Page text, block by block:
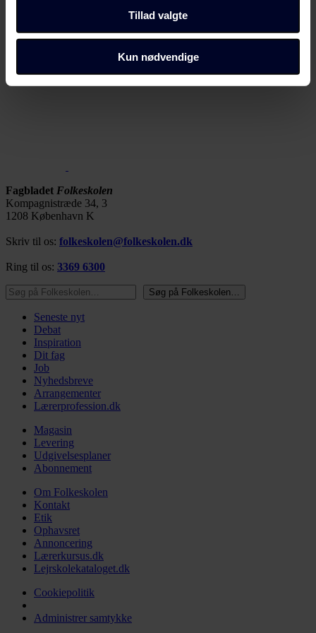
Dine valg anvendes på alle Fagbladet Folkeskolens
domæner. Få mere at vide om, hvem vi er, hvordan du
kan kontakte os, og hvordan vi behandler persondata i
Tillad valgte
Kun nødvendige
Fagbladet Folkeskolen
Kompagnistræde 34, 3
1208 København K
Skriv til os: folkeskolen@folkeskolen.dk
Ring til os: 3369 6300
Søg på Folkeskolen…
Søg på Folkeskolen…
Seneste nyt
Debat
Inspiration
Dit fag
Job
Nyhedsbreve
Arrangementer
Lærerprofession.dk
Magasin
Levering
Udgivelsesplaner
Abonnement
Om Folkeskolen
Kontakt
Etik
Ophavsret
Annoncering
Lærerkursus.dk
Lejrskolekataloget.dk
Cookiepolitik
Administrer samtykke